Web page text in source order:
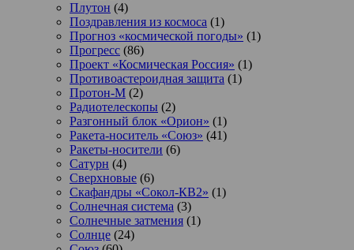
Плутон (4)
Поздравления из космоса (1)
Прогноз «космической погоды» (1)
Прогресс (86)
Проект «Космическая Россия» (1)
Противоастероидная защита (1)
Протон-М (2)
Радиотелескопы (2)
Разгонный блок «Орион» (1)
Ракета-носитель «Союз» (41)
Ракеты-носители (6)
Сатурн (4)
Сверхновые (6)
Скафандры «Сокол-КВ2» (1)
Солнечная система (3)
Солнечные затмения (1)
Солнце (24)